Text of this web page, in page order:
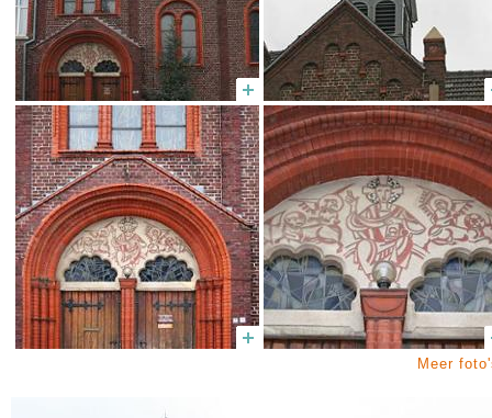
Meer